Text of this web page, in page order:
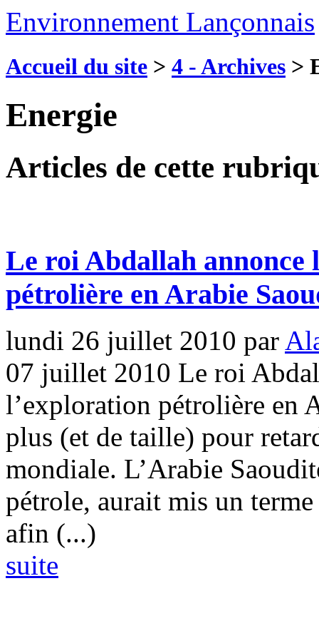
Environnement Lançonnais
Accueil du site > 4 - Archives >
Energie
Articles de cette
Le roi Abdallah annonce
pétrolière en Arabie
lundi 26 juillet 2010 par
07 juillet 2010 Le roi
l’exploration pétrolière en
plus (et de taille) pour
mondiale. L’Arabie
pétrole, aurait mis un
afin (...)
suite